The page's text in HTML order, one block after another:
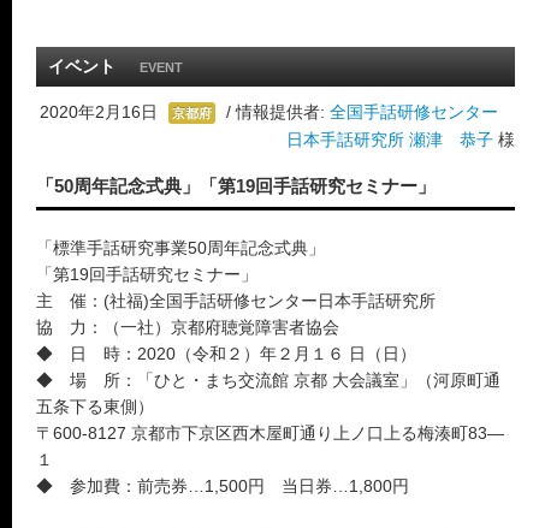
イベント EVENT
2020年2月16日 京都府 / 情報提供者: 全国手話研修センター
日本手話研究所 瀬津 恭子 様
「50周年記念式典」「第19回手話研究セミナー」
「標準手話研究事業50周年記念式典」
「第19回手話研究セミナー」
主 催：(社福)全国手話研修センター日本手話研究所
協 力：（一社）京都府聴覚障害者協会
◆ 日 時：2020（令和２）年２月１６ 日（日）
◆ 場 所：「ひと・まち交流館 京都 大会議室」（河原町通
五条下る東側）
〒600-8127 京都市下京区西木屋町通り上ノ口上る梅湊町83―
１
◆ 参加費：前売券…1,500円 当日券…1,800円